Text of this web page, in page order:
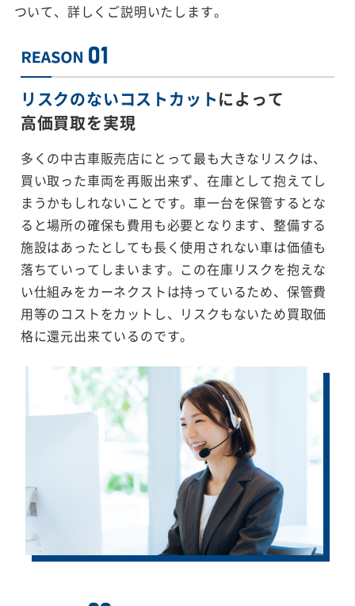
ついて、詳しくご説明いたします。
リスクのないコストカットによって
高価買取を実現
多くの中古車販売店にとって最も大きなリスクは、
買い取った車両を再販出来ず、在庫として抱えてし
まうかもしれないことです。車一台を保管するとな
ると場所の確保も費用も必要となります、整備する
施設はあったとしても長く使用されない車は価値も
落ちていってしまいます。この在庫リスクを抱えな
い仕組みをカーネクストは持っているため、保管費
用等のコストをカットし、リスクもないため買取価
格に還元出来ているのです。